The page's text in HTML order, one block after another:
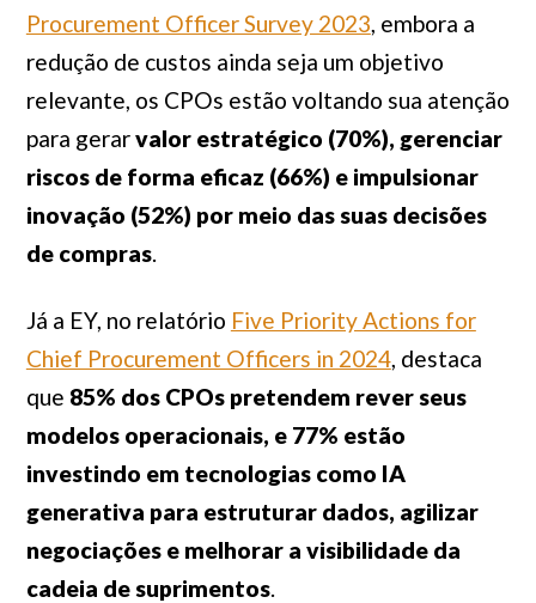
Procurement Officer Survey 2023, embora a
redução de custos ainda seja um objetivo
relevante, os CPOs estão voltando sua atenção
para gerarvalor estratégico (70%), gerenciar
riscos de forma eficaz (66%) e impulsionar
inovação (52%) por meio das suas decisões
de compras.
Já a EY, no relatório Five Priority Actions for
Chief Procurement Officers in 2024, destaca
que 85% dos CPOs pretendem rever seus
modelos operacionais, e 77% estão
investindo em tecnologias como IA
generativa para estruturar dados, agilizar
negociações e melhorar a visibilidade da
cadeia de suprimentos.